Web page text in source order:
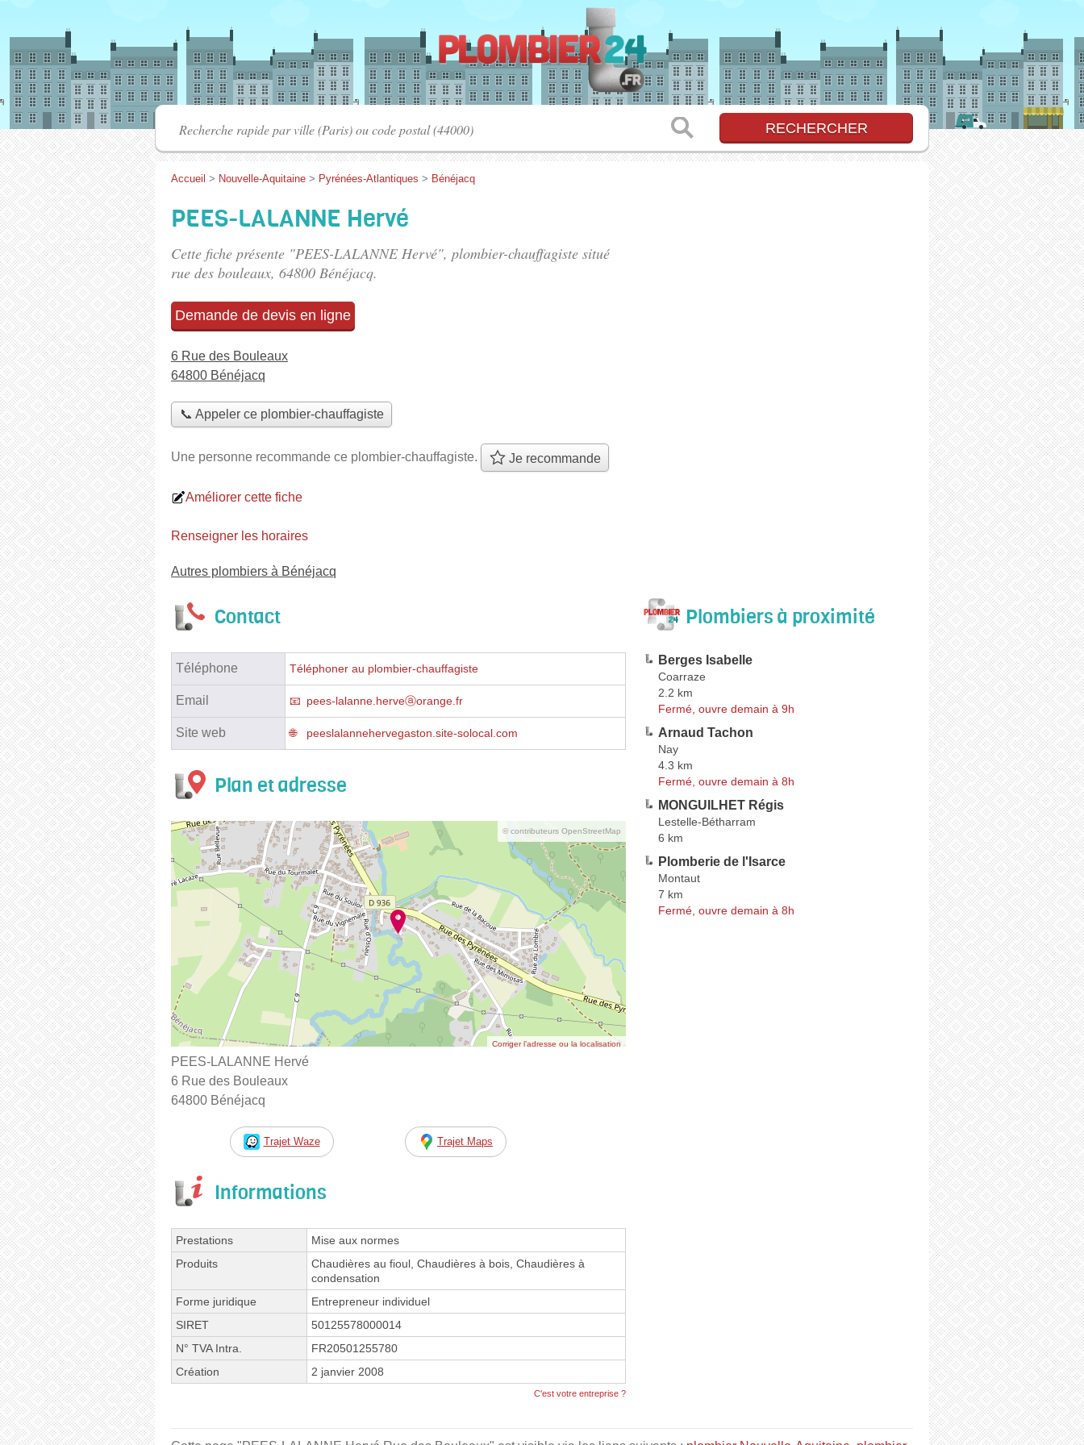
Accueil > Nouvelle-Aquitaine > Pyrénées-Atlantiques > Bénéjacq
PEES-LALANNE Hervé
Cette fiche présente "PEES-LALANNE Hervé", plombier-chauffagiste situé
rue des bouleaux, 64800 Bénéjacq.
Demande de devis en ligne
6 Rue des Bouleaux
64800 Bénéjacq
📞 Appeler ce plombier-chauffagiste
Une personne recommande ce plombier-chauffagiste. Je recommande
Améliorer cette fiche
Renseigner les horaires
Autres plombiers à Bénéjacq
Contact
Téléphone Téléphoner au plombier-chauffagiste
Email pees-lalanne.herveⓐorange.fr
Site web peeslalannehervegaston.site-solocal.com
Plan et adresse
© contributeurs OpenStreetMap
Corriger l’adresse ou la localisation
PEES-LALANNE Hervé
6 Rue des Bouleaux
64800 Bénéjacq
Trajet Waze Trajet Maps
Informations
Prestations
Mise aux normes
Produits
Chaudières au fioul, Chaudières à bois, Chaudières à
condensation
Forme juridique
Entrepreneur individuel
SIRET
50125578000014
N° TVA Intra.
FR20501255780
Création
2 janvier 2008
C'est votre entreprise ?
Plombiers à proximité
Berges Isabelle
Coarraze
2.2 km
Fermé, ouvre demain à 9h
Arnaud Tachon
Nay
4.3 km
Fermé, ouvre demain à 8h
MONGUILHET Régis
Lestelle-Bétharram
6 km
Plomberie de l'Isarce
Montaut
7 km
Fermé, ouvre demain à 8h